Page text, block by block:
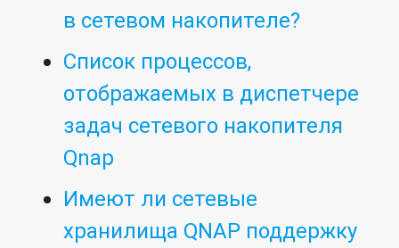
в сетевом накопителе?
Список процессов,
отображаемых в диспетчере
задач сетевого накопителя
Qnap
Имеют ли сетевые
хранилища QNAP поддержку